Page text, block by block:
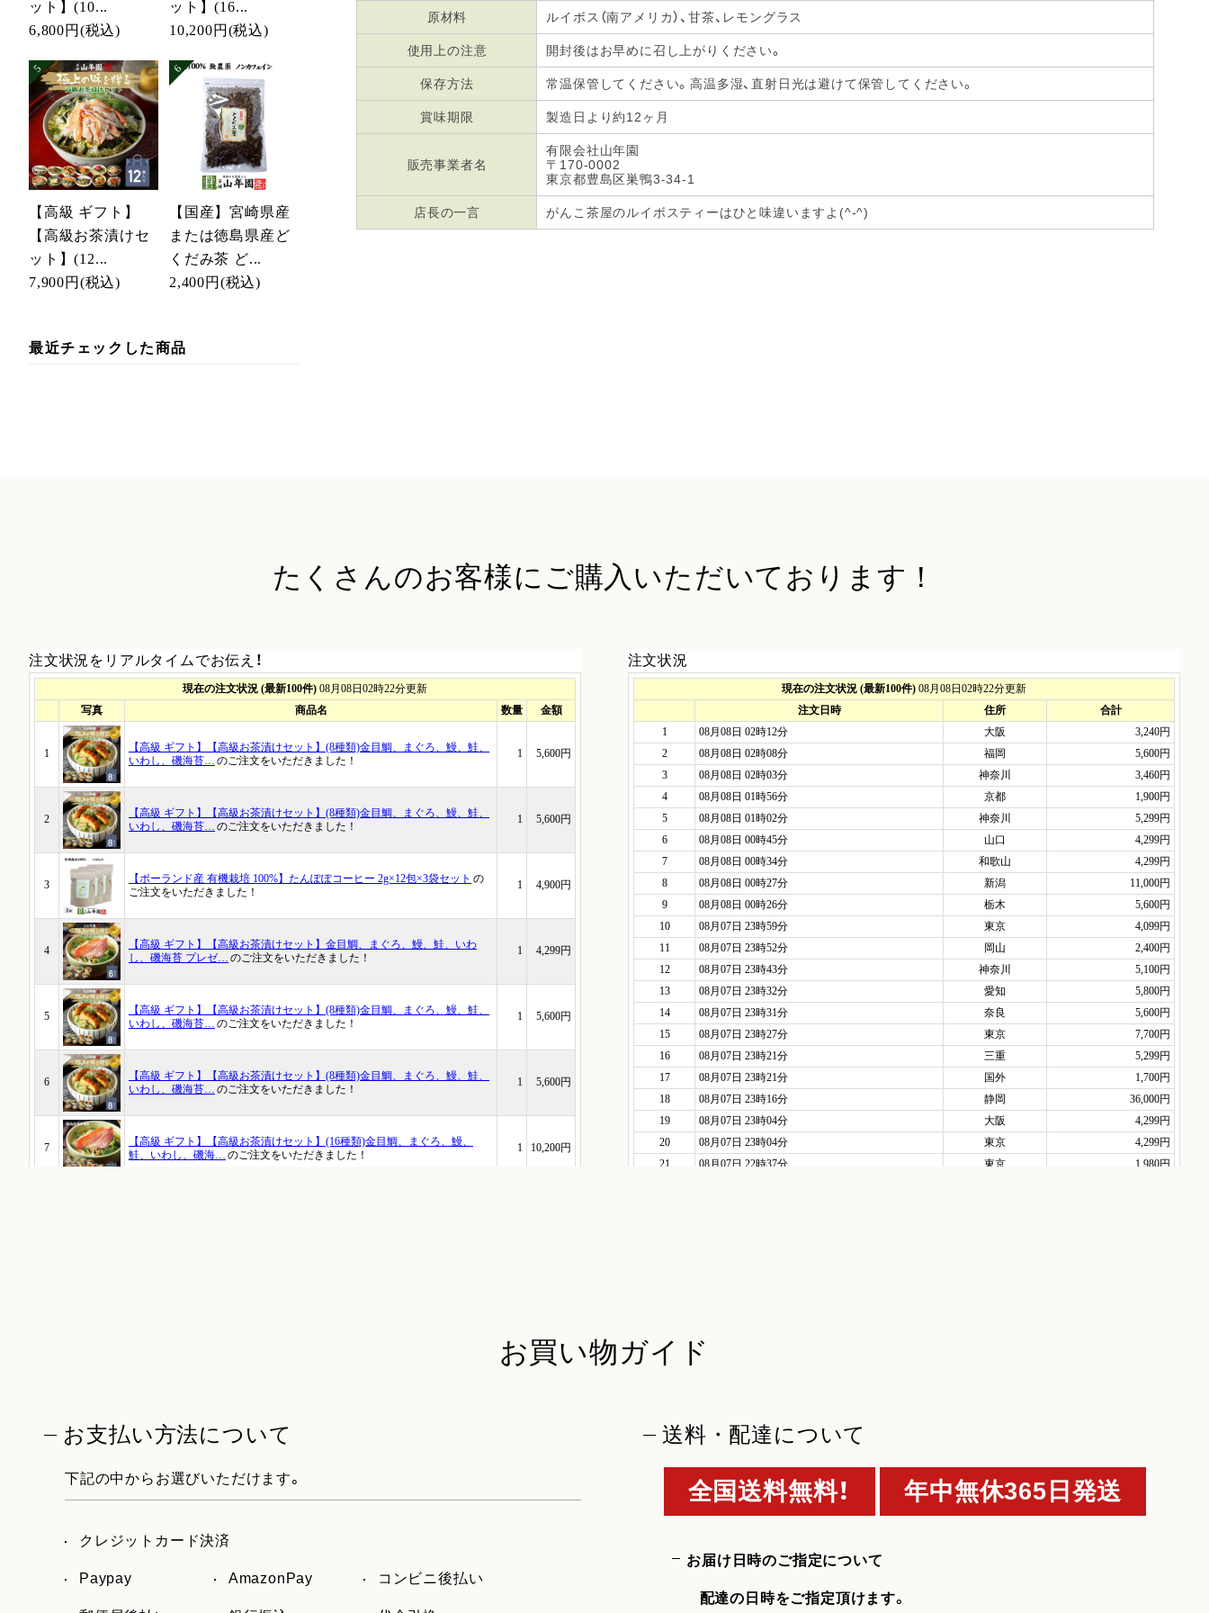
ット】(10...
6,800円 (税込)
ット】(16...
10,200円 (税込)
【高級 ギフト】
【高級お茶漬けセ
ット】(12...
7,900円 (税込)
【国産】宮崎県産
または徳島県産ど
くだみ茶 ど...
2,400円 (税込)
最近チェックした商品
原材料 ルイボス（南アメリカ）、甘茶、レモングラス
使用上の注意 開封後はお早めに召し上がりください。
保存方法 常温保管してください。高温多湿、直射日光は避けて保管してください。
賞味期限 製造日より約12ヶ月
販売事業者名
有限会社山年園
〒170-0002
東京都豊島区巣鴨3-34-1
店長の一言 がんこ茶屋のルイボスティーはひと味違いますよ(^-^)
たくさんのお客様に ご購入いただいております！
注文状況をリアルタイムでお伝え！ 注文状況
お買い物ガイド
お支払い方法について
下記の中からお選びいただけます。
クレジットカード決済
Paypay AmazonPay コンビニ後払い
送料・配達について
全国送料無料！ 年中無休365日発送
お届け日時のご指定について
配達の日時をご指定頂けます。